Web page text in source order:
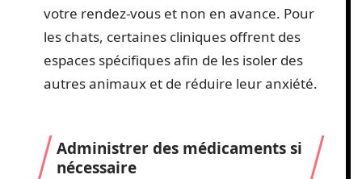
votre rendez-vous et non en avance. Pour
les chats, certaines cliniques offrent des
espaces spécifiques afin de les isoler des
autres animaux et de réduire leur anxiété.
Administrer des médicaments si
nécessaire